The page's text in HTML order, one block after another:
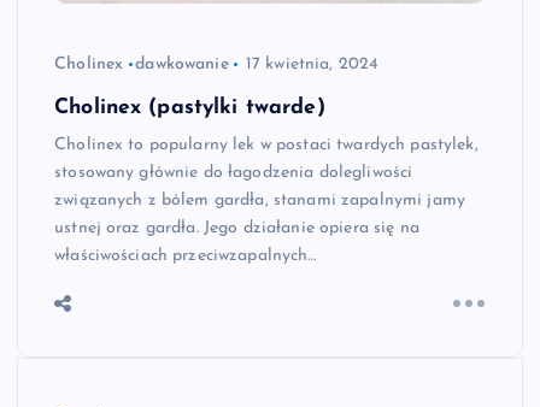
Cholinex dawkowanie 17 kwietnia, 2024
Cholinex (pastylki twarde)
Cholinex to popularny lek w postaci twardych pastylek,
stosowany głównie do łagodzenia dolegliwości
związanych z bólem gardła, stanami zapalnymi jamy
ustnej oraz gardła. Jego działanie opiera się na
właściwościach przeciwzapalnych…